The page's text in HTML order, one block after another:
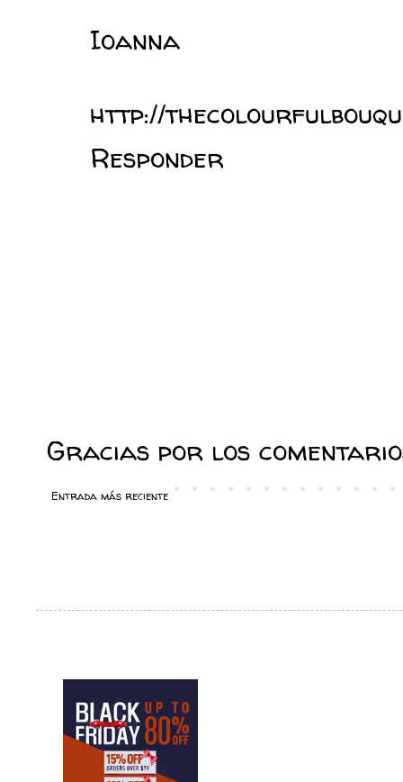
Ioanna
http://
Responder
Gracias por los
Entrada más reciente